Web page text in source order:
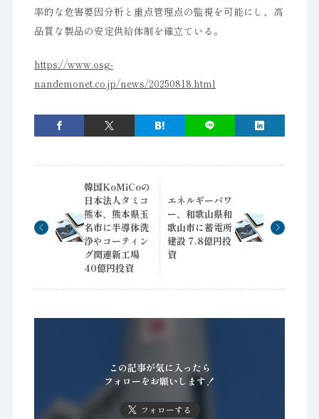
率的な危害要因分析と重点管理点の監視を可能にし、高
品質な製品の安定供給体制を確立ている。
https://www.osg-
nandemonet.co.jp/news/20250818.html
韓国KoMiCoの
日本法人タミコ
熊本、熊本県玉
名市に半導体洗
浄やコーティン
グ関連新工場
40億円投資
エネルギーパワ
ー、和歌山県和
歌山市に蓄電所
建設 7.8億円投
資
この記事が気に入ったら
フォローをお願いします！
フォローする